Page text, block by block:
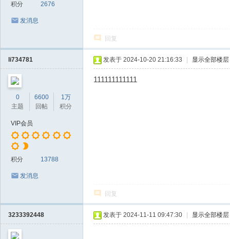
积分 2676
发消息
回复
li734781
0
主题
6600
回帖
1万
积分
VIP会员
积分 13788
发消息
发表于 2024-10-20 21:16:33 显示全部楼层
111111111111
回复
3233392448 发表于 2024-11-11 09:47:30 显示全部楼层